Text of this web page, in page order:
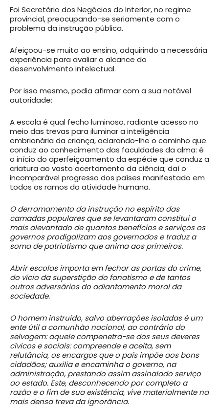
Foi Secretário dos Negócios do Interior, no regime
provincial, preocupando-se seriamente com o
problema da instrução pública.
Afeiçoou-se muito ao ensino, adquirindo a necessária
experiência para avaliar o alcance do
desenvolvimento intelectual.
Por isso mesmo, podia afirmar com a sua notável
autoridade:
A escola é qual fecho luminoso, radiante acesso no
meio das trevas para iluminar a inteligência
embrionária da criança, aclarando-lhe o caminho que
conduz ao conhecimento das faculdades da alma: é
o início do aperfeiçoamento da espécie que conduz a
criatura ao vasto acertamento da ciência; daí o
incomparável progresso dos países manifestado em
todos os ramos da atividade humana.
O derramamento da instrução no espírito das
camadas populares que se levantaram constitui o
mais alevantado de quantos benefícios e serviços os
governos prodigalizam aos governados e traduz a
soma de patriotismo que anima aos primeiros.
Abrir escolas importa em fechar as portas do crime,
do vício da superstição do fanatismo e de tantos
outros adversários do adiantamento moral da
sociedade.
O homem instruído, salvo aberrações isoladas é um
ente útil a comunhão nacional, ao contrário do
selvagem: aquele compenetra-se dos seus deveres
cívicos e sociais: compreende e aceita, sem
relutância, os encargos que o país impõe aos bons
cidadãos; auxilia e encaminha o governo, na
administração, prestando assim assinalado serviço
ao estado. Este, desconhecendo por completo a
razão e o fim de sua existência, vive materialmente na
mais densa treva da ignorância.